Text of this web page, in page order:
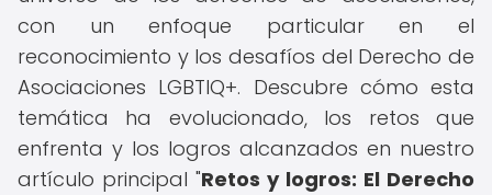
con un enfoque particular en el
reconocimiento y los desafíos del Derecho de
Asociaciones LGBTIQ+. Descubre cómo esta
temática ha evolucionado, los retos que
enfrenta y los logros alcanzados en nuestro
artículo principal "Retos y logros: El Derecho